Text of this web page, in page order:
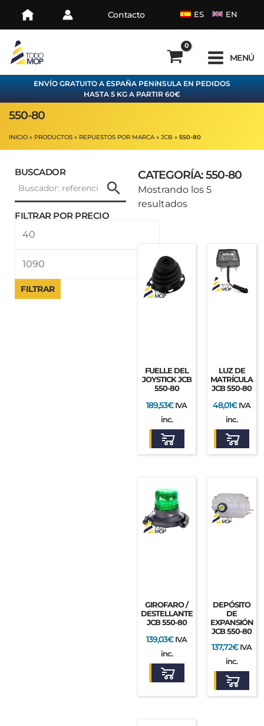
Contacto ES EN
MENÚ
ENVÍO GRATUITO A ESPAÑA PENíNSULA EN PEDIDOS
HASTA 5 KG A PARTIR 60€
550-80
INICIO PRODUCTOS REPUESTOS POR MARCA JCB 550-80
BUSCADOR
FILTRAR POR PRECIO
mínimo
máximo
FILTRAR
CATEGORÍA: 550-80
Mostrando los 5
resultados
Ordenado
por
FUELLE DEL
JOYSTICK JCB
550-80
189,53€ IVA
inc.
LUZ DE
MATRÍCULA
JCB 550-80
48,01€ IVA
inc.
GIROFARO /
DESTELLANTE
JCB 550-80
139,03€ IVA
inc.
DEPÓSITO
DE
EXPANSIÓN
JCB 550-80
137,72€ IVA
inc.